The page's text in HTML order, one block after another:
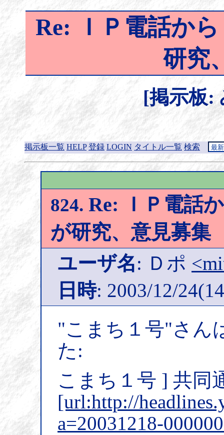
Re: ＩＰ電話か
研究
[掲示板:
掲示板一覧 HELP 登録 LOGIN タイトル一覧 検索
824. Re: ＩＰ電話
が研究、意見募集
ユーザ名: Ｄポ
日時: 2003/12/
"こまち１号"さん
た:
こまち１号 ] 共同
[url:http://
a=20031218-